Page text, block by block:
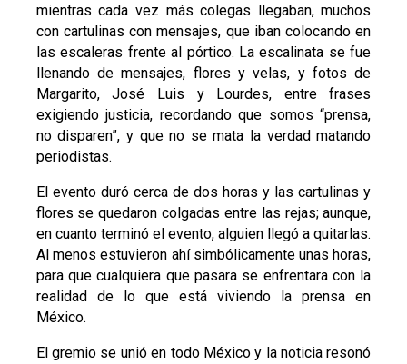
mientras cada vez más colegas llegaban, muchos
con cartulinas con mensajes, que iban colocando en
las escaleras frente al pórtico. La escalinata se fue
llenando de mensajes, flores y velas, y fotos de
Margarito, José Luis y Lourdes, entre frases
exigiendo justicia, recordando que somos “prensa,
no disparen”, y que no se mata la verdad matando
periodistas.
El evento duró cerca de dos horas y las cartulinas y
flores se quedaron colgadas entre las rejas; aunque,
en cuanto terminó el evento, alguien llegó a quitarlas.
Al menos estuvieron ahí simbólicamente unas horas,
para que cualquiera que pasara se enfrentara con la
realidad de lo que está viviendo la prensa en
México.
El gremio se unió en todo México y la noticia resonó